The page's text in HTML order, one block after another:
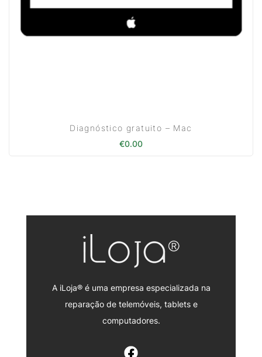
Diagnóstico gratuito – Mac
€0.00
A iLoja® é uma empresa especializada na
reparação de telemóveis, tablets e
computadores.